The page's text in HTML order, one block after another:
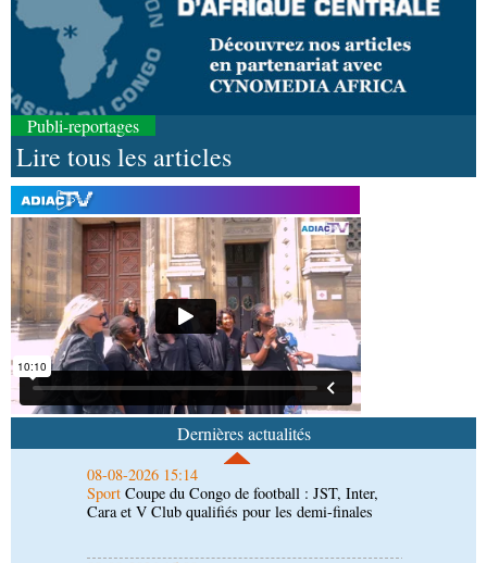
Publi-reportages
Lire tous les articles
Dernières actualités
08-08-2026 16:30
SociétéLutte contre les épidémies : les employés
de la maison de retraite Kambissi en formation
08-08-2026 16:00
SociétéDistinction : Darrel Ornelle Elion Assiana
promue maître-assistant Cames
Coupe du Congo de football : JST, Inter,
Cara et V Club qualifiés pour les demi-finales
08-08-2026 15:00
SociétéSanté publique : Ollombo réceptionne son
hôpital de référence